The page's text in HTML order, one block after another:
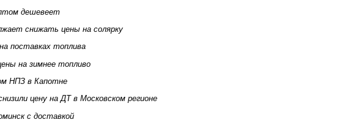
дешевеет
снижать цены на солярку
поставках топлива
на зимнее топливо
НПЗ в Капотне
цену на ДТ в Московском регионе
с доставкой